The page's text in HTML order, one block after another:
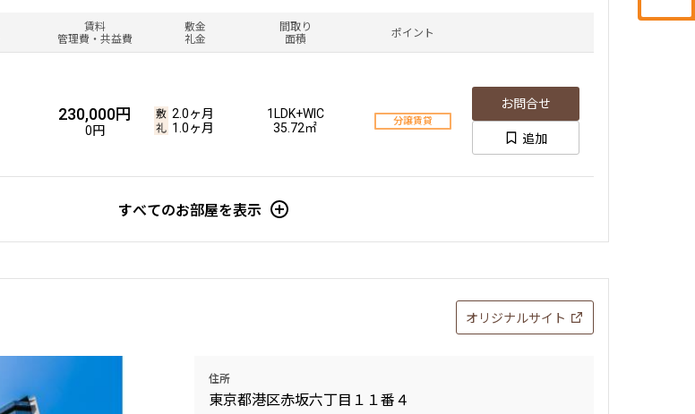
賃料
管理費・共益費
敷金
礼金
間取り
面積
ポイント
230,000円
0円
2.0ヶ月
1.0ヶ月
1LDK+WIC
35.72㎡
分譲賃貸
お問合せ
追加
すべてのお部屋を表示
オリジナルサイト
住所
東京都港区赤坂六丁目１１番４